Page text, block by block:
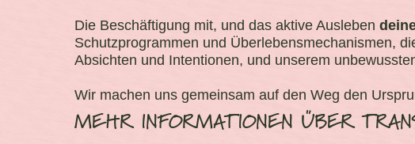
Die Beschäftigung mit, und das aktive Ausleben
Schutzprogrammen und Überlebensmechanismen,
Absichten und Intentionen, und unserem
Wir machen uns gemeinsam auf den Weg den
MEHR INFORMATIONEN ÜBER